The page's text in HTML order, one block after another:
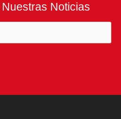
Noticias